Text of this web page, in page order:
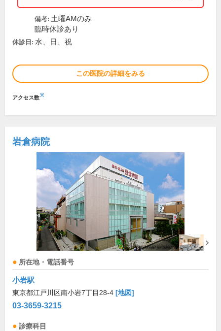
備考: 土曜AMのみ
臨時休診あり
休診日: 水、日、祝
この医院の詳細をみる
アクセス数※
岩倉病院
所在地・電話番号
小岩駅
東京都江戸川区南小岩7丁目28-4 [地図]
03-3659-3215
診療科目